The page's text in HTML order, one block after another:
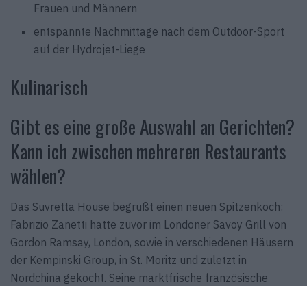
Frauen und Männern
entspannte Nachmittage nach dem Outdoor-Sport
auf der Hydrojet-Liege
Kulinarisch
Gibt es eine große Auswahl an Gerichten?
Kann ich zwischen mehreren Restaurants
wählen?
Das Suvretta House begrüßt einen neuen Spitzenkoch:
Fabrizio Zanetti hatte zuvor im Londoner Savoy Grill von
Gordon Ramsay, London, sowie in verschiedenen Häusern
der Kempinski Group, in St. Moritz und zuletzt in
Nordchina gekocht. Seine marktfrische französische